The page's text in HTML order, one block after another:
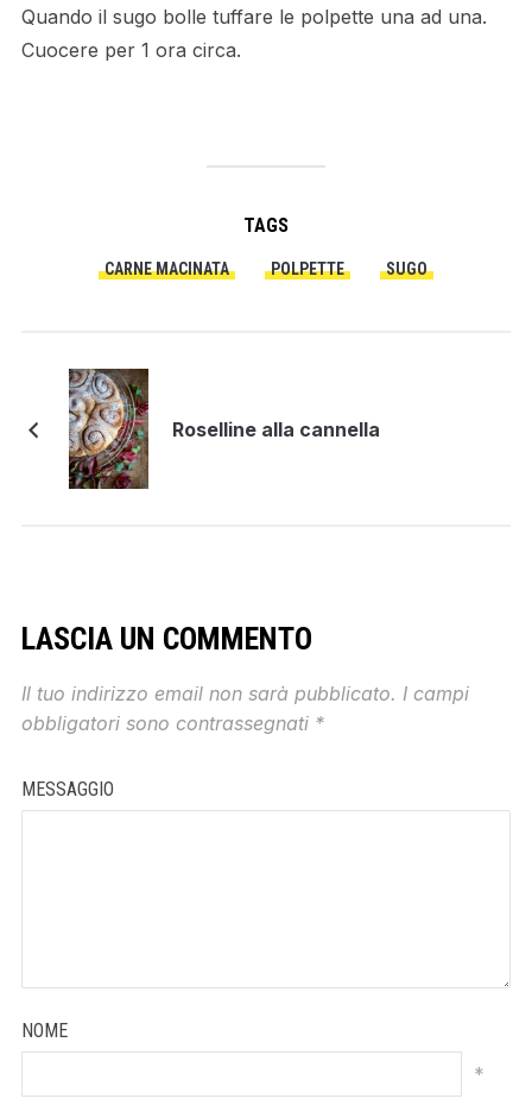
Quando il sugo bolle tuffare le polpette una ad una.
Cuocere per 1 ora circa.
TAGS
CARNE MACINATA POLPETTE SUGO
Roselline alla cannella
LASCIA UN COMMENTO
Il tuo indirizzo email non sarà pubblicato. I campi
obbligatori sono contrassegnati *
MESSAGGIO
NOME
*